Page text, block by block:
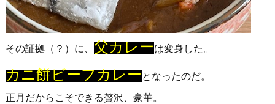
その証拠（？）に、 父カレーは変身した。
カニ餅ビーフカレーとなったのだ。
正月だからこそできる贅沢、豪華。